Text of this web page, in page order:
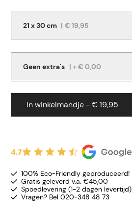
21 x 30 cm | € 19,95
Geen extra's | + € 0,00
In winkelmandje - € 19,95
4.7
100% Eco-Friendly geproduceerd!
Gratis geleverd v.a. €45,00
Spoedlevering (1-2 dagen levertijd)
Vragen? Bel 020-348 48 73